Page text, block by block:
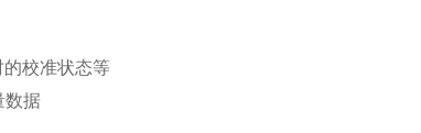
校准状态等
数据